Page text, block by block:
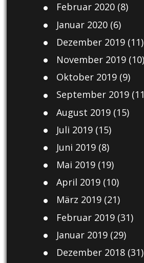
Februar 2020(8)
Januar 2020(6)
Dezember 2019(11)
November 2019(10)
Oktober 2019(9)
September 2019
August 2019(15)
Juli 2019(15)
Juni 2019(8)
Mai 2019(19)
April 2019(10)
März 2019(21)
Februar 2019(31)
Januar 2019(29)
Dezember 2018(31)